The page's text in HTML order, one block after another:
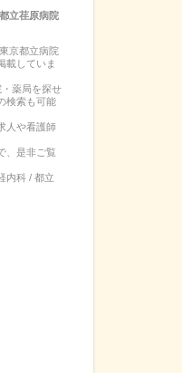
立荏原病院
京都立病院
載していま
薬局を探せ
検索も可能
人や看護師
、是非ご覧
内科 / 都立